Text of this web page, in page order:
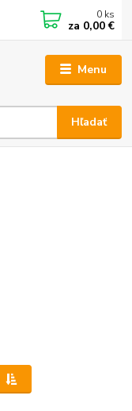
Menu
Hľadať
0 ks
za 0,00 €